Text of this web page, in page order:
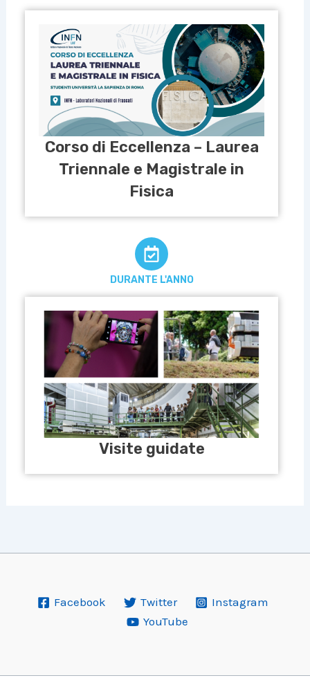
Corso di Eccellenza – Laurea
Triennale e Magistrale in
Fisica
DURANTE L'ANNO
Visite guidate
Facebook Twitter
Instagram
YouTube